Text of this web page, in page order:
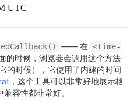
—— 在 <time-
的时候，浏览器会调用这个方法
的时候），它使用了内建的时间
，这个工具可以非常好地展示格
容性都非常好。